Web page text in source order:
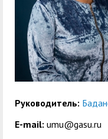
служением»
Руководитель:
E-mail: umu@gasu.ru